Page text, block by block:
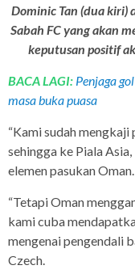
Dominic Tan (dua kiri)
Sabah FC yang akan
keputusan positif
BACA LAGI: Penjaga
masa buka puasa
“Kami sudah
sehingga ke Piala
elemen pasukan Oman.
“Tetapi Oman
kami cuba
mengenai pengendali
Czech.